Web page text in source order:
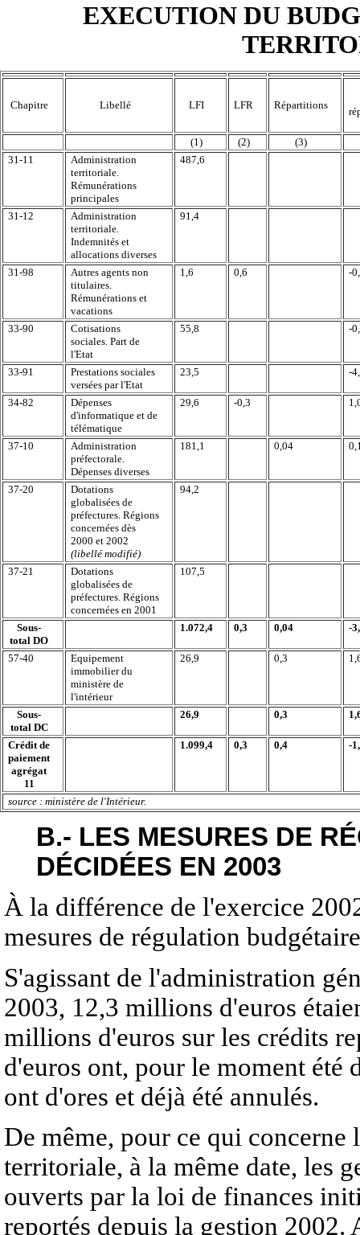
EXECUTION DU
Chapitre Libellé LFI LFR Répartitions
(1) (2)
(3)
31-11
Administration
territoriale.
Rémunérations
principales
487,6
31-12
Administration
territoriale.
Indemnités et
allocations diverses
91,4
31-98
Autres agents non
titulaires.
Rémunérations et
vacations
1,6 0,6 -
33-90
Cotisations
sociales. Part de
l'Etat
55,8 -
33-91
Prestations sociales
versées par l'Etat
23,5 -
34-82
Dépenses
d'informatique et de
télématique
29,6 -0,3
37-10
Administration
préfectorale.
Dépenses diverses
181,1 0,04
37-20
Dotations
globalisées de
préfectures. Régions
concernées dès
2000 et 2002
(libellé modifié)
94,2
37-21
Dotations
globalisées de
préfectures. Régions
concernées en 2001
107,5
Sous-
total DO
1.072,4 0,3 0,04 -
57-40
Equipement
immobilier du
ministère de
l'intérieur
26,9 0,3
Sous-
total DC
26,9 0,3
Crédit de
paiement
agrégat
11
1.099,4 0,3 0,4 -
source : ministère de l'Intérieur.
B.- LES MESURES DE
DÉCIDÉES EN 2003
À la différence de l'exercice
mesures de régulation
S'agissant de l'administration
2003, 12,3 millions d'euros
millions d'euros sur les crédits
d'euros ont, pour le moment été
ont d'ores et déjà été annulés.
De même, pour ce qui
territoriale, à la même date, les
ouverts par la loi de finances
reportés depuis la gestion